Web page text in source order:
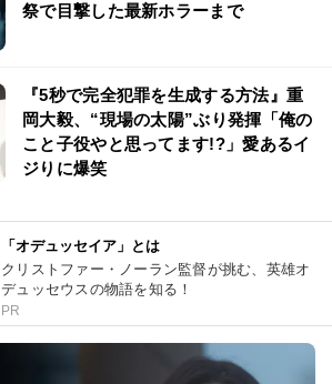
祭で目撃した最新ホラーまで
『5秒で完全犯罪を生成する方法』重
岡大毅、“現場の太陽”ぶり発揮「俺の
こと子役やと思ってます!?」愛あるイ
ジりに爆笑
「オデュッセイア」とは
クリストファー・ノーラン監督が挑む、英雄オ
デュッセウスの物語を知る！
PR